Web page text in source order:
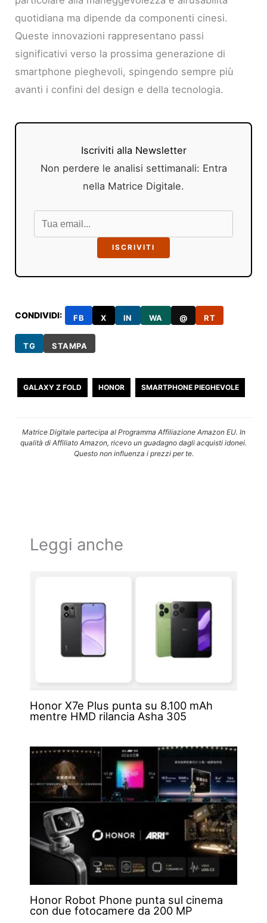
quotidiana ma dipende da componenti cinesi.
Queste innovazioni rappresentano passi
significativi verso la prossima generazione di
smartphone pieghevoli, spingendo sempre più
avanti i confini del design e della tecnologia.
Iscriviti alla Newsletter
Non perdere le analisi settimanali: Entra
nella Matrice Digitale.
ISCRIVITI
CONDIVIDI: FB X IN WA @ RT
TG STAMPA
GALAXY Z FOLD HONOR SMARTPHONE PIEGHEVOLE
Matrice Digitale partecipa al Programma Affiliazione Amazon EU. In
qualità di Affiliato Amazon, ricevo un guadagno dagli acquisti idonei.
Questo non influenza i prezzi per te.
Leggi anche
Honor X7e Plus punta su 8.100 mAh
mentre HMD rilancia Asha 305
Honor Robot Phone punta sul cinema
con due fotocamere da 200 MP